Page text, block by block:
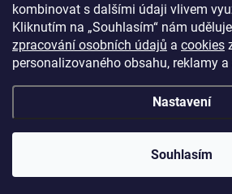
kombinovat s dalšími údaji vlivem
Kliknutím na „Souhlasím“ nám
zpracování osobních údajů a cookies
personalizovaného obsahu, reklamy
Nastavení
Souhlasím